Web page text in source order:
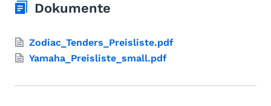
Dokumente
Zodiac_Tenders_Preisliste.pdf
Yamaha_Preisliste_small.pdf